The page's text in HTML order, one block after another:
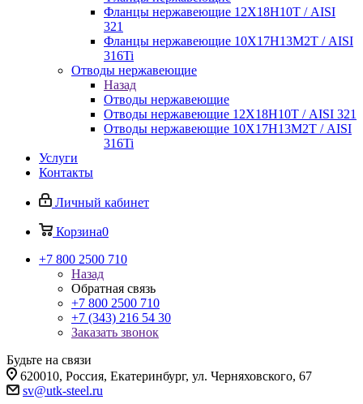
Фланцы нержавеющие 12Х18Н10Т / AISI
321
Фланцы нержавеющие 10Х17Н13М2Т / AISI
316Ti
Отводы нержавеющие
Назад
Отводы нержавеющие
Отводы нержавеющие 12Х18Н10Т / AISI 321
Отводы нержавеющие 10Х17Н13М2Т / AISI
316Ti
Услуги
Контакты
Личный кабинет
Корзина0
+7 800 2500 710
Назад
Обратная связь
+7 800 2500 710
+7 (343) 216 54 30
Заказать звонок
Будьте на связи
620010, Россия, Екатеринбург, ул. Черняховского, 67
sv@utk-steel.ru